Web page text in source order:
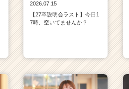
2026.07.15
【27卒説明会ラスト】今日1
7時、空いてませんか？